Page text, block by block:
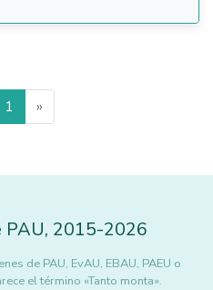
1 »
PAU, 2015-2026
de PAU, EvAU, EBAU, PAEU o
el término «Tanto monta».